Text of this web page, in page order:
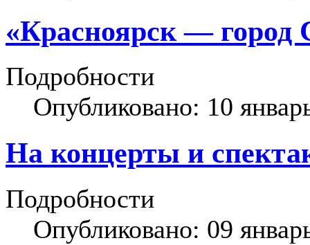
«Красноярск — город
Подробности
Опубликовано: 10
На концерты и
Подробности
Опубликовано: 09